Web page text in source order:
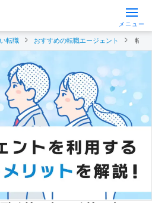
メニュー
転職 おすすめの転職エージェント 転職